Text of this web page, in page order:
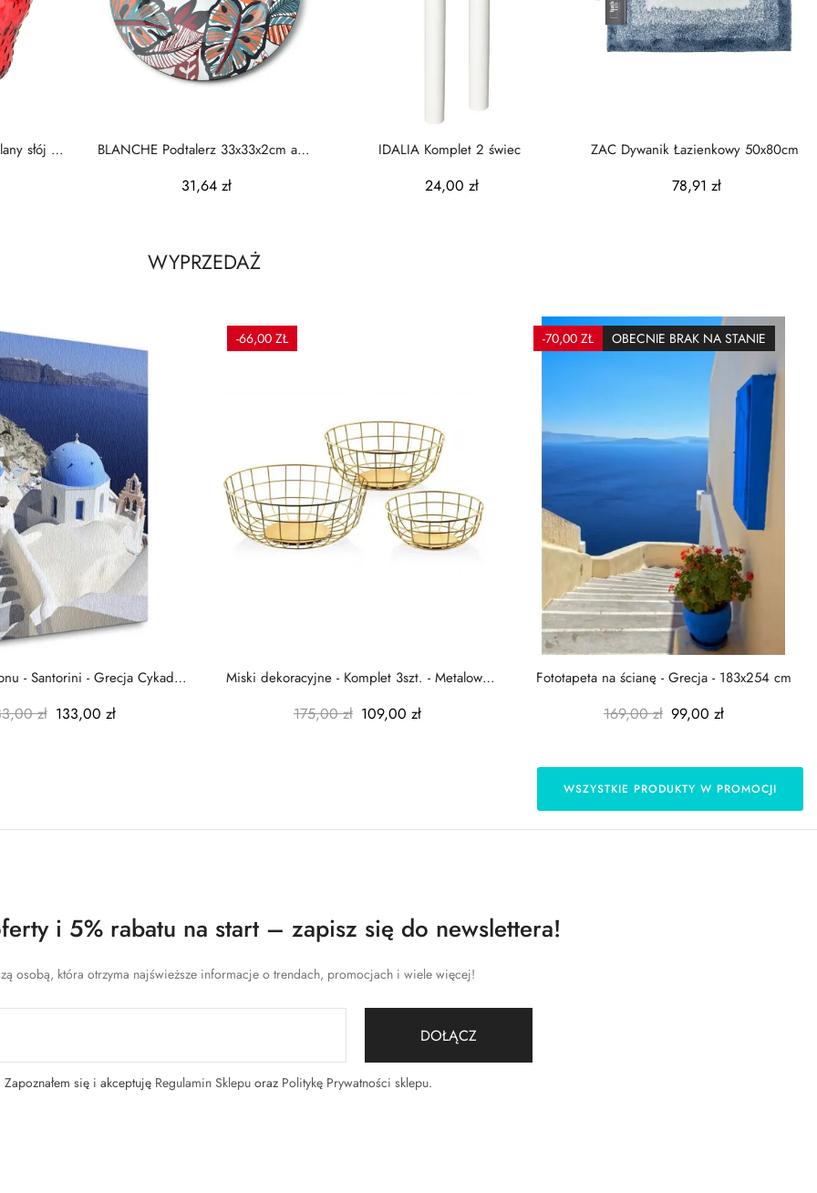
słój z
BLANCHE Podtalerz 33x33x2cm art.
31,64 zł
IDALIA Komplet 2 świec
24,00 zł
ZAC Dywanik Łazienkowy 50x80cm
78,91 zł
WYPRZEDAŻ
- Santorini - Grecja Cykady
zł 133,00 zł
-66,00 ZŁ
Miski dekoracyjne - Komplet 3szt. - Metalowe
175,00 zł 109,00 zł
-70,00 ZŁ OBECNIE BRAK NA STANIE
Fototapeta na ścianę - Grecja - 183x254 cm
169,00 zł 99,00 zł
WSZYSTKIE PRODUKTY W PROMOCJI
i 5% rabatu na start – zapisz się do newslettera!
osobą, która otrzyma najświeższe informacje o trendach, promocjach i wiele więcej!
DOŁĄCZ
Zapoznałem się i akceptuję Regulamin Sklepuoraz Politykę Prywatności sklepu.